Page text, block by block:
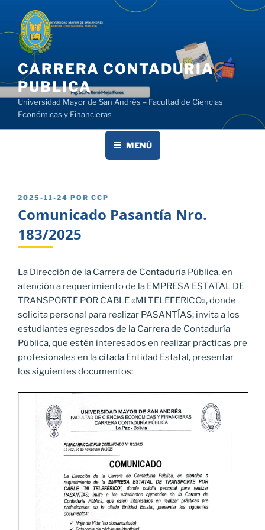
contenido
CARRERA CONTADURIA
PUBLICA
Universidad Mayor de San Andrés – Facultad de Ciencias
Económicas y Financieras
MENÚ
PUBLICADO
2025-11-24 POR CCP
Comunicado Pasantía Nro.
183/2025
La Dirección de la Carrera de Contaduría Pública, en
atención a requerimiento de la EMPRESA ESTATAL DE
TRANSPORTE POR CABLE «MI TELEFERICO», donde
solicita personal para realizar PASANTÍAS; invita a los
estudiantes egresados de la Carrera de Contaduría
Pública, que estén interesados en realizar prácticas pre
profesionales en la citada Entidad Estatal, presentar
los siguientes documentos: